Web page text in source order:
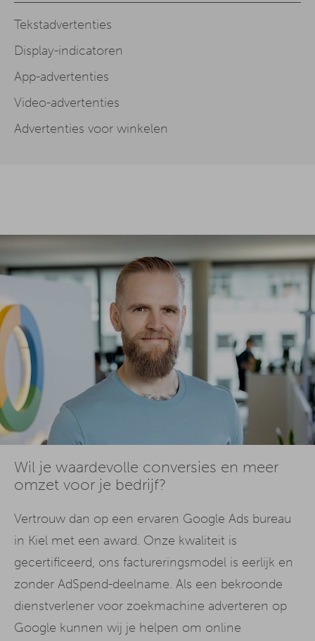
Tekstadvertenties
Display-indicatoren
App-advertenties
Video-advertenties
Advertenties voor winkelen
Wil je waardevolle conversies en meer
omzet voor je bedrijf?
Vertrouw dan op een ervaren Google Ads bureau
in Kiel met een award. Onze kwaliteit is
gecertificeerd, ons factureringsmodel is eerlijk en
zonder AdSpend-deelname. Als een bekroonde
dienstverlener voor zoekmachine adverteren op
Google kunnen wij je helpen om online